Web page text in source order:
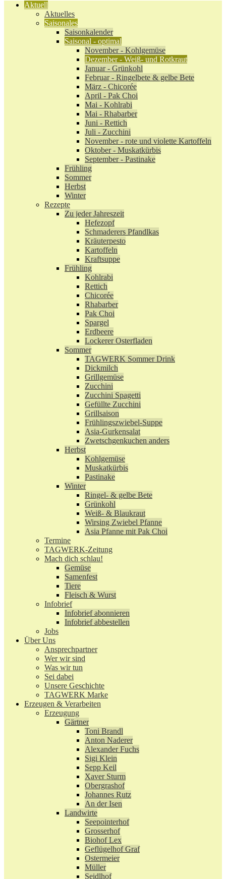
Aktuell
Aktuelles
Saisonales
Saisonkalender
Saisonal - optimal
November - Kohlgemüse
Dezember - Weiß- und Rotkraut
Januar - Grünkohl
Februar - Ringelbete & gelbe Bete
März - Chicorée
April - Pak Choi
Mai - Kohlrabi
Mai - Rhabarber
Juni - Rettich
Juli - Zucchini
November - rote und violette Kartoffeln
Oktober - Muskatkürbis
September - Pastinake
Frühling
Sommer
Herbst
Winter
Rezepte
Zu jeder Jahreszeit
Hefezopf
Schmaderers Pfandlkas
Kräuterpesto
Kartoffeln
Kraftsuppe
Frühling
Kohlrabi
Rettich
Chicorée
Rhabarber
Pak Choi
Spargel
Erdbeere
Lockerer Osterfladen
Sommer
TAGWERK Sommer Drink
Dickmilch
Grillgemüse
Zucchini
Zucchini Spagetti
Gefüllte Zucchini
Grillsaison
Frühlingszwiebel-Suppe
Asia-Gurkensalat
Zwetschgenkuchen anders
Herbst
Kohlgemüse
Muskatkürbis
Pastinake
Winter
Ringel- & gelbe Bete
Grünkohl
Weiß- & Blaukraut
Wirsing Zwiebel Pfanne
Asia Pfanne mit Pak Choi
Termine
TAGWERK-Zeitung
Mach dich schlau!
Gemüse
Samenfest
Tiere
Fleisch & Wurst
Infobrief
Infobrief abonnieren
Infobrief abbestellen
Jobs
Über Uns
Ansprechpartner
Wer wir sind
Was wir tun
Sei dabei
Unsere Geschichte
TAGWERK Marke
Erzeugen & Verarbeiten
Erzeugung
Gärtner
Toni Brandl
Anton Naderer
Alexander Fuchs
Sigi Klein
Sepp Keil
Xaver Sturm
Obergrashof
Johannes Rutz
An der Isen
Landwirte
Seepointerhof
Grosserhof
Biohof Lex
Geflügelhof Graf
Ostermeier
Müller
Seidlhof